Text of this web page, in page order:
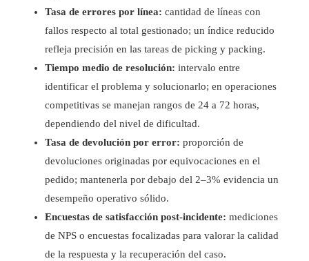
Tasa de errores por línea: cantidad de líneas con
fallos respecto al total gestionado; un índice reducido
refleja precisión en las tareas de picking y packing.
Tiempo medio de resolución: intervalo entre
identificar el problema y solucionarlo; en operaciones
competitivas se manejan rangos de 24 a 72 horas,
dependiendo del nivel de dificultad.
Tasa de devolución por error: proporción de
devoluciones originadas por equivocaciones en el
pedido; mantenerla por debajo del 2–3% evidencia un
desempeño operativo sólido.
Encuestas de satisfacción post-incidente: mediciones
de NPS o encuestas focalizadas para valorar la calidad
de la respuesta y la recuperación del caso.